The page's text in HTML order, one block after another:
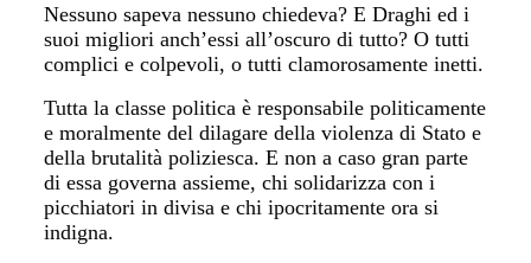
Nessuno sapeva nessuno chiedeva? E Draghi ed i
suoi migliori anch’essi all’oscuro di tutto? O tutti
complici e colpevoli, o tutti clamorosamente inetti.
Tutta la classe politica è responsabile politicamente
e moralmente del dilagare della violenza di Stato e
della brutalità poliziesca. E non a caso gran parte
di essa governa assieme, chi solidarizza con i
picchiatori in divisa e chi ipocritamente ora si
indigna.